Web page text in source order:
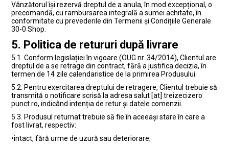
Vânzătorul își rezervă dreptul de a anula, în mod excepțional, o
precomandă, cu rambursarea integrală a sumei achitate, în
conformitate cu prevederile din Termenii și Condițiile Generale
30-0 Shop.
5. Politica de retururi după livrare
5.1. Conform legislației în vigoare (OUG nr. 34/2014), Clientul are
dreptul de a se retrage din contract, fără a justifica decizia, în
termen de 14 zile calendaristice de la primirea Produsului.
5.2. Pentru exercitarea dreptului de retragere, Clientul trebuie să
transmită o notificare scrisă la adresa salut [at] treizecizero
punct ro, indicând intenția de retur și datele comenzii.
5.3. Produsul returnat trebuie să fie în aceeași stare în care a
fost livrat, respectiv:
•intact, fără urme de uzură sau deteriorare;